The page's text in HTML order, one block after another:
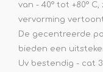
van - 40° tot +80°
vervorming
De gecentreerde
bieden een
Uv bestendig - cat 3